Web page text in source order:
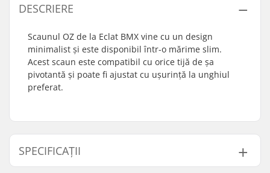
DESCRIERE
Scaunul OZ de la Eclat BMX vine cu un design
minimalist și este disponibil într-o mărime slim.
Acest scaun este compatibil cu orice tijă de șa
pivotantă și poate fi ajustat cu ușurință la unghiul
preferat.
SPECIFICAȚII